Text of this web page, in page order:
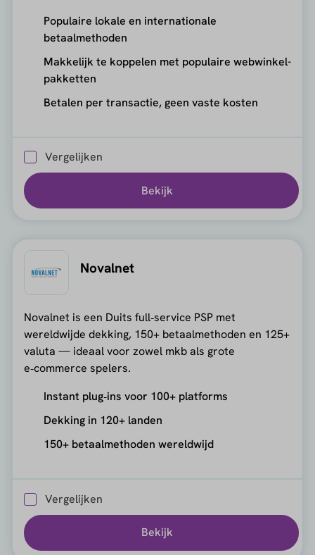
Populaire lokale en internationale
betaalmethoden
Makkelijk te koppelen met populaire webwinkel-
pakketten
Betalen per transactie, geen vaste kosten
Vergelijken
Bekijk
Novalnet
Novalnet is een Duits full‑service PSP met
wereldwijde dekking, 150+ betaalmethoden en 125+
valuta — ideaal voor zowel mkb als grote
e‑commerce spelers.
Instant plug‑ins voor 100+ platforms
Dekking in 120+ landen
150+ betaalmethoden wereldwijd
Vergelijken
Bekijk